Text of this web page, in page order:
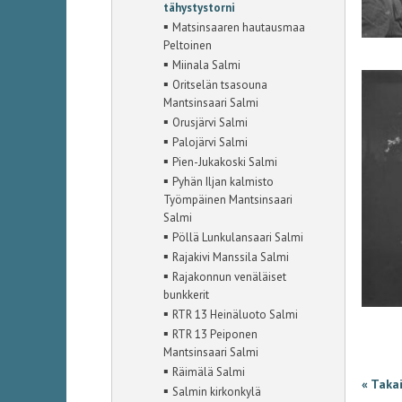
tähystystorni
▪ Matsinsaaren hautausmaa
Peltoinen
▪ Miinala Salmi
▪ Oritselän tsasouna
Mantsinsaari Salmi
▪ Orusjärvi Salmi
▪ Palojärvi Salmi
▪ Pien-Jukakoski Salmi
▪ Pyhän Iljan kalmisto
Työmpäinen Mantsinsaari
Salmi
▪ Pöllä Lunkulansaari Salmi
▪ Rajakivi Manssila Salmi
▪ Rajakonnun venäläiset
bunkkerit
▪ RTR 13 Heinäluoto Salmi
▪ RTR 13 Peiponen
Mantsinsaari Salmi
▪ Räimälä Salmi
▪ Salmin kirkonkylä «